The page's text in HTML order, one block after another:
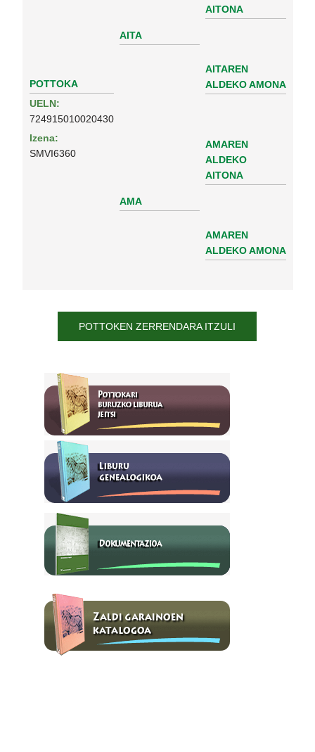
POTTOKA
UELN:
724915010020430
Izena:
SMVI6360
AITA
AITONA
AITAREN
ALDEKO AMONA
AMA
AMAREN
ALDEKO
AITONA
AMAREN
ALDEKO AMONA
POTTOKEN ZERRENDARA ITZULI